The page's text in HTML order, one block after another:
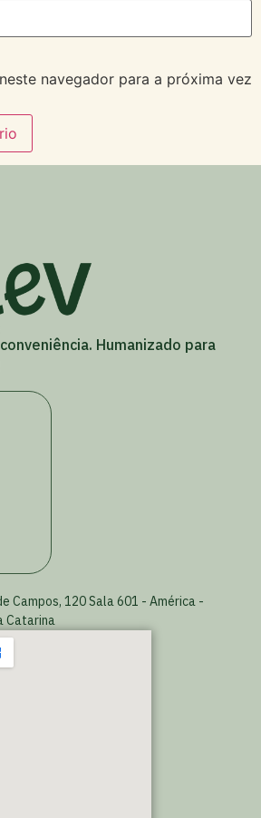
navegador para a próxima vez
Humanizado para
Campos, 120 Sala 601 - América -
Catarina